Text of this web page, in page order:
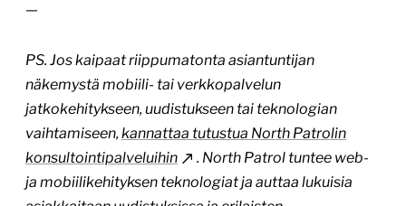
—
PS. Jos kaipaat riippumatonta asiantuntijan
näkemystä mobiili- tai verkkopalvelun
jatkokehitykseen, uudistukseen tai teknologian
vaihtamiseen,kannattaa tutustua North Patrolin
konsultointipalveluihin
. North Patrol tuntee web-
ja mobiilikehityksen teknologiat ja auttaa lukuisia